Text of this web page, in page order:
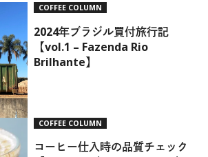
COFFEE COLUMN
2024年ブラジル買付旅行記
【vol.1 – Fazenda Rio
Brilhante】
COFFEE COLUMN
コーヒー仕入時の品質チェック